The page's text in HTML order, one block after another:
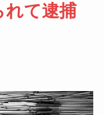
れて逮捕